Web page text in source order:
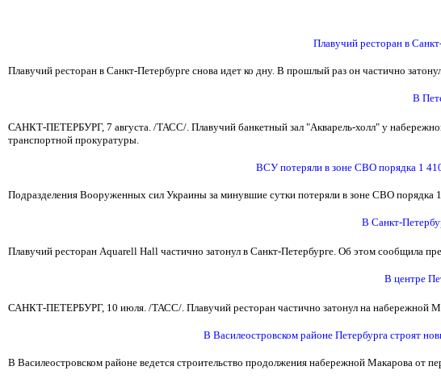
Плавучий ресторан в
Плавучий ресторан в Санкт-Петербурге снова идет ко дну. В прошлый раз он частично
В
САНКТ-ПЕТЕРБУРГ, 7 августа. /ТАСС/. Плавучий банкетный зал "Акварель-холл" у
транспортной прокуратуры.
ВСУ потеряли в зоне СВО порядка 1
Подразделения Вооруженных сил Украины за минувшие сутки потеряли в зоне СВО
В Санкт-
Плавучий ресторан Aquarell Hall частично затонул в Санкт-Петербурге. Об этом
В центре
САНКТ-ПЕТЕРБУРГ, 10 июля. /ТАСС/. Плавучий ресторан частично затонул на набережной
В Василеостровском районе Петербурга строят
В Василеостровском районе ведется строительство продолжения набережной Макарова от